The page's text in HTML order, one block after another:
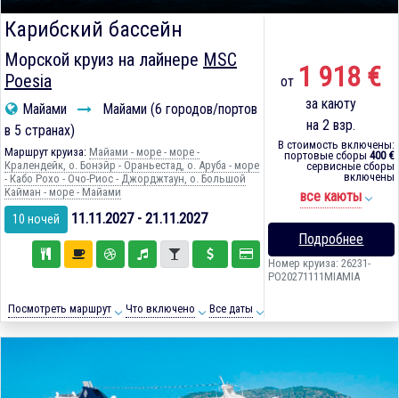
Карибский бассейн
Морской круиз на лайнере MSC
Poesia
Майами
Майами (6 городов/портов
в 5 странах)
Маршрут круиза: Майами - море - море -
Кралендейк, о. Бонэйр - Ораньестад, о. Аруба - море
- Кабо Рохо - Очо-Риос - Джорджтаун, о. Большой
Кайман - море - Майами
10 ночей 11.11.2027 - 21.11.2027
Посмотреть маршрут Что включено Все даты
от 1 918 €
за каюту
на 2 взр.
В стоимость включены:
портовые сборы 400 €
сервисные сборы
включены
все каюты
Подробнее
Номер круиза: 26231-
PO20271111MIAMIA